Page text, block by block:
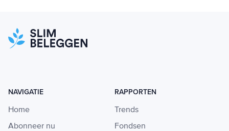
NAVIGATIE
Home
Abonneer nu
RAPPORTEN
Trends
Fondsen